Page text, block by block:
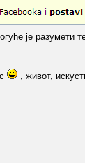
је разумети
, живот,